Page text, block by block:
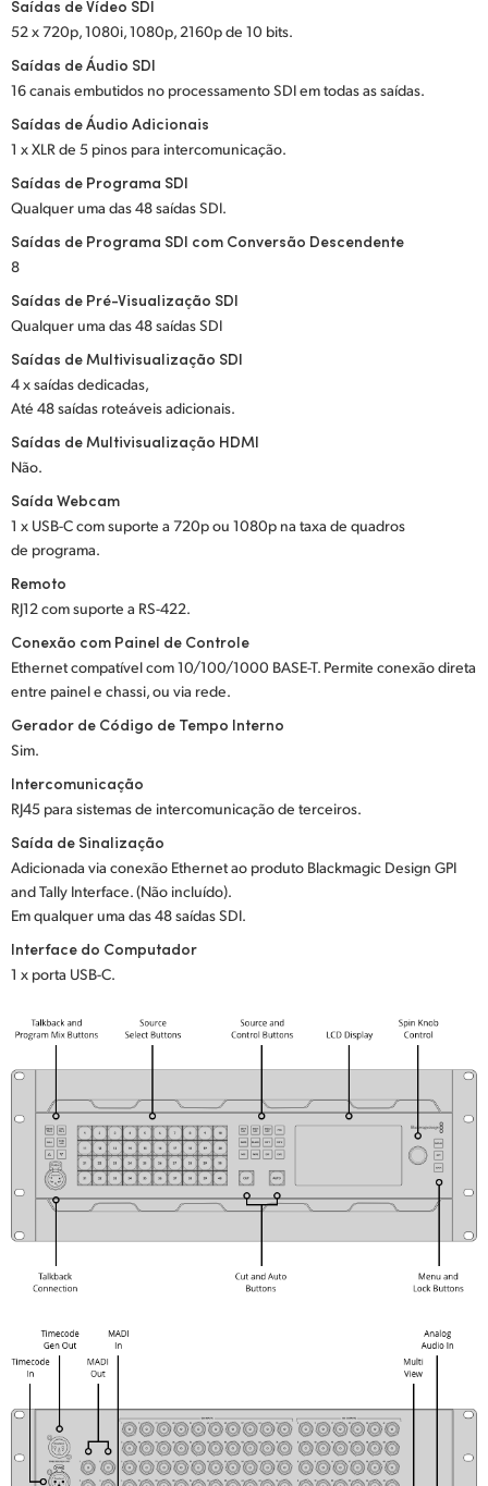
Saídas de Vídeo SDI
52 x 720p, 1080i, 1080p, 2160p de 10 bits.
Saídas de Áudio SDI
16 canais embutidos no processamento SDI em todas as saídas.
Saídas de Áudio Adicionais
1 x XLR de 5 pinos para intercomunicação.
Saídas de Programa SDI
Qualquer uma das 48 saídas SDI.
Saídas de Programa SDI com Conversão Descendente
8
Saídas de Pré-Visualização SDI
Qualquer uma das 48 saídas SDI
Saídas de Multivisualização SDI
4 x saídas dedicadas,
Até 48 saídas roteáveis adicionais.
Saídas de Multivisualização HDMI
Não.
Saída Webcam
1 x USB-C com suporte a 720p ou 1080p na taxa de quadros
de programa.
Remoto
RJ12 com suporte a RS-422.
Conexão com Painel de Controle
Ethernet compatível com 10/100/1000 BASE-T. Permite conexão direta
entre painel e chassi, ou via rede.
Gerador de Código de Tempo Interno
Sim.
Intercomunicação
RJ45 para sistemas de intercomunicação de terceiros.
Saída de Sinalização
Adicionada via conexão Ethernet ao produto Blackmagic Design GPI
and Tally Interface. (Não incluído).
Em qualquer uma das 48 saídas SDI.
Interface do Computador
1 x porta USB-C.